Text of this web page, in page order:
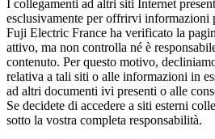
I collegamenti ad altri siti Internet
esclusivamente per offrirvi informazioni
Fuji Electric France ha verificato la
attivo, ma non controlla né è
contenuto. Per questo motivo,
relativa a tali siti o alle informazioni in
ad altri documenti ivi presenti o alle
Se decidete di accedere a siti esterni
sotto la vostra completa responsabilità.